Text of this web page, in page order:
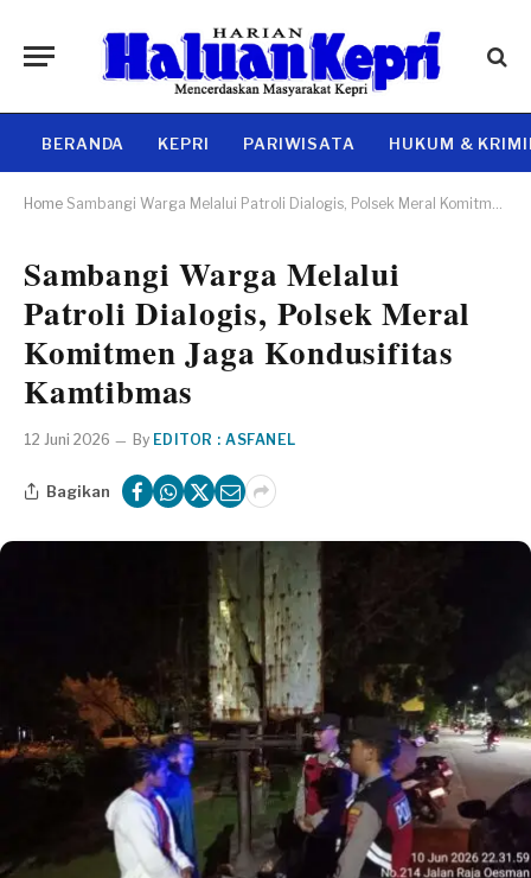
BERANDA KEPRI PARIWISATA HUKUM &
Home Sambangi Warga Melalui Patroli Dialogis, Polsek Meral Komitmen Jaga Kondusifitas Kamtibmas
Sambangi Warga Melalui
Patroli Dialogis, Polsek Meral
Komitmen Jaga Kondusifitas
Kamtibmas
12 Juni 2026 By EDITOR : ASFANEL
Bagikan